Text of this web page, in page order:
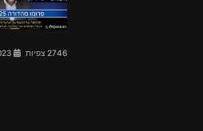
2746 צפיות